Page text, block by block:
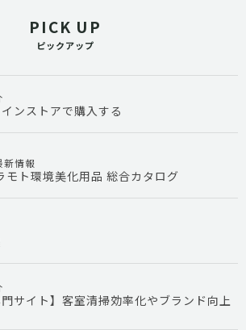
PICK UP
ピックアップ
ンストアで購入する
新情報
モト環境美化用品 総合カタログ
門サイト】客室清掃効率化やブランド向上